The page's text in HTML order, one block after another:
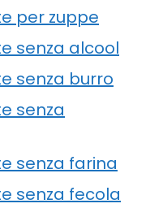
per zuppe
senza alcool
senza burro
senza
senza farina
senza fecola